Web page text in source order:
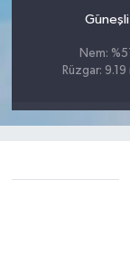
Güneşli
Nem: %51
Rüzgar: